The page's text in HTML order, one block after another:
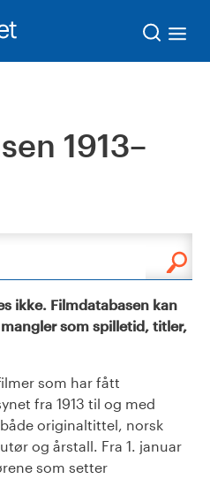
1913–
ikke. Filmdatabasen kan
som spilletid, titler,
som har fått
fra 1913 til og med
originaltittel, norsk
og årstall. Fra 1. januar
som setter